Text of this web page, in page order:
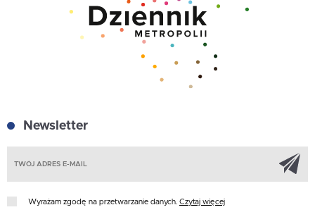
Newsletter
Wyrażam zgodę na przetwarzanie danych. Czytaj więcej